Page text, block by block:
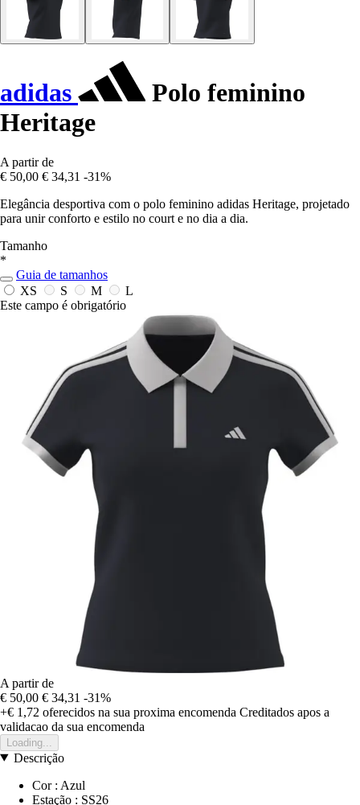
adidas
Polo feminino
Heritage
A partir de
€ 50,00 € 34,31 -31%
Elegância desportiva com o polo feminino adidas Heritage, projetado
para unir conforto e estilo no court e no dia a dia.
Tamanho
*
Guia de tamanhos
XS
S M
L
Este campo é obrigatório
A partir de
€ 50,00 € 34,31 -31%
+€ 1,72 oferecidos na sua proxima encomenda Creditados apos a
validacao da sua encomenda
Loading...
Descrição
Cor : Azul
Estação : SS26